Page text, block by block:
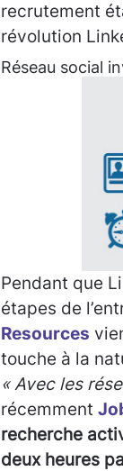
recrutement
révolution
Réseau social
Pendant que
étapes de
Resources
touche à la
« Avec les
récemment
recherche
deux heures